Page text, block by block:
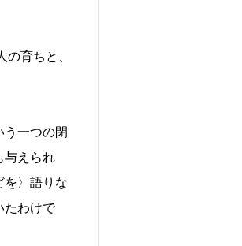
育ちと、
一つの閉
与えられ
を〉語りな
たわけで